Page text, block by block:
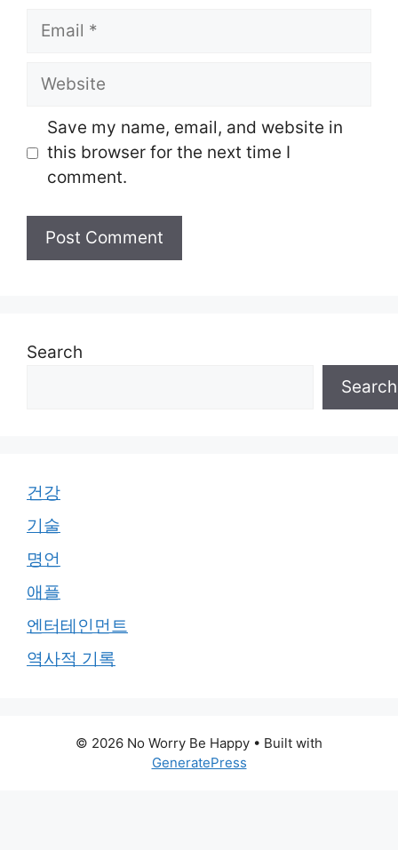
Email
Website
Save my name, email, and website in
this browser for the next time I
comment.
Search
Search
건강
기술
명언
애플
엔터테인먼트
역사적 기록
© 2026 No Worry Be Happy • Built with
GeneratePress